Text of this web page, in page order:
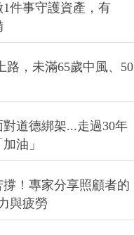
件事守護資產，有
路，未滿65歲中風、50
道德綁架...走過30年
油」
！專家分享照顧者的
與疲勞